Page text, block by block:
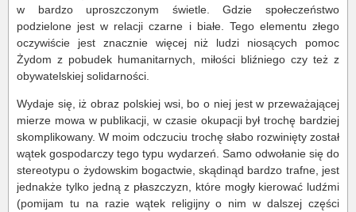
w bardzo uproszczonym świetle. Gdzie społeczeństwo
podzielone jest w relacji czarne i białe. Tego elementu złego
oczywiście jest znacznie więcej niż ludzi niosących pomoc
Żydom z pobudek humanitarnych, miłości bliźniego czy też z
obywatelskiej solidarności.
Wydaje się, iż obraz polskiej wsi, bo o niej jest w przeważającej
mierze mowa w publikacji, w czasie okupacji był trochę bardziej
skomplikowany. W moim odczuciu trochę słabo rozwinięty został
wątek gospodarczy tego typu wydarzeń. Samo odwołanie się do
stereotypu o żydowskim bogactwie, skądinąd bardzo trafne, jest
jednakże tylko jedną z płaszczyzn, które mogły kierować ludźmi
(pomijam tu na razie wątek religijny o nim w dalszej części